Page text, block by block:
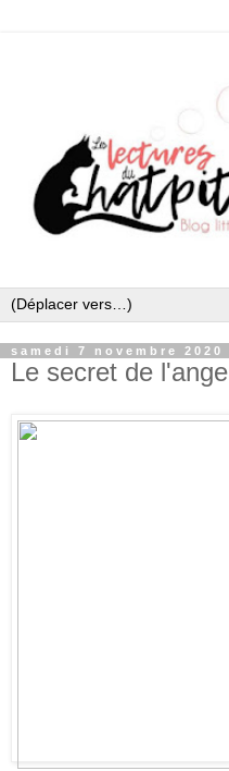
samedi 7 novembre 2020
Le secret de l'ange